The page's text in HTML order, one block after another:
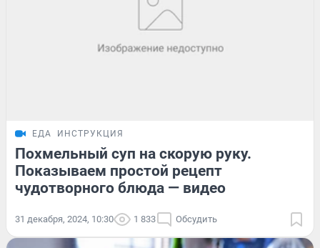
ЕДА ИНСТРУКЦИЯ
Похмельный суп на скорую руку.
Показываем простой рецепт
чудотворного блюда — видео
31 декабря, 2024, 10:30 1 833 Обсудить